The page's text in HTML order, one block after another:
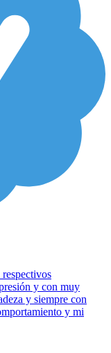
y con muy
y siempre con
y mi